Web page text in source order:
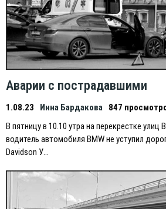
Аварии с пострадавшими
1.08.23 Инна Бардакова
847
В пятницу в 10.10 утра на перекрестке
водитель автомобиля BMW не уступил
Davidson У…